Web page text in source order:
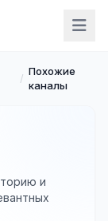
/
Похожие
каналы
и